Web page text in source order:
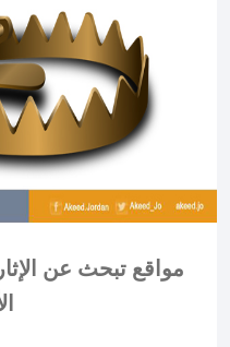
مواقع تبحث عن